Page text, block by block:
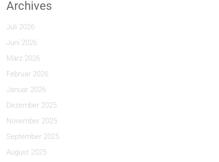
Archives
Juli 2026
Juni 2026
März 2026
Februar 2026
Januar 2026
Dezember 2025
November 2025
September 2025
August 2025